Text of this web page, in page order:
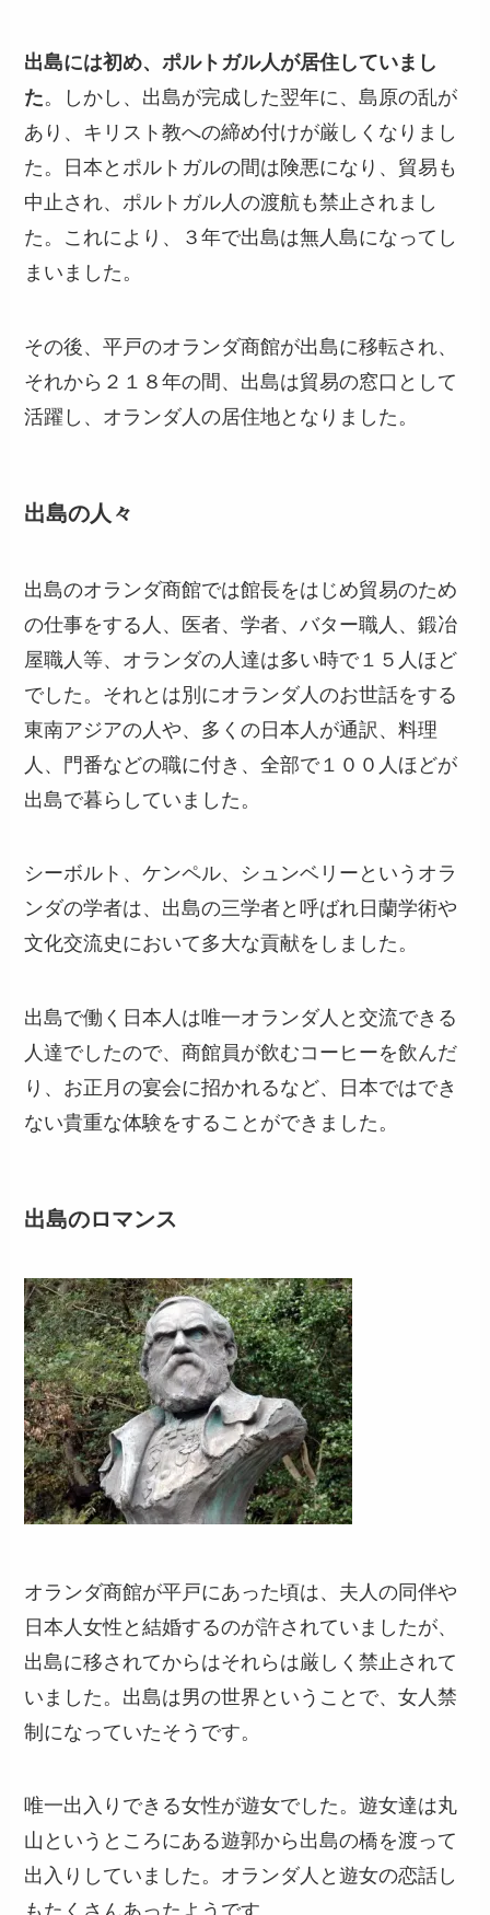
出島には初め、ポルトガル人が居住していまし
た。しかし、出島が完成した翌年に、島原の乱が
あり、キリスト教への締め付けが厳しくなりまし
た。日本とポルトガルの間は険悪になり、貿易も
中止され、ポルトガル人の渡航も禁止されまし
た。これにより、３年で出島は無人島になってし
まいました。
その後、平戸のオランダ商館が出島に移転され、
それから２１８年の間、出島は貿易の窓口として
活躍し、オランダ人の居住地となりました。
出島の人々
出島のオランダ商館では館長をはじめ貿易のため
の仕事をする人、医者、学者、バター職人、鍛冶
屋職人等、オランダの人達は多い時で１５人ほど
でした。それとは別にオランダ人のお世話をする
東南アジアの人や、多くの日本人が通訳、料理
人、門番などの職に付き、全部で１００人ほどが
出島で暮らしていました。
シーボルト、ケンペル、シュンベリーというオラ
ンダの学者は、出島の三学者と呼ばれ日蘭学術や
文化交流史において多大な貢献をしました。
出島で働く日本人は唯一オランダ人と交流できる
人達でしたので、商館員が飲むコーヒーを飲んだ
り、お正月の宴会に招かれるなど、日本ではでき
ない貴重な体験をすることができました。
出島のロマンス
オランダ商館が平戸にあった頃は、夫人の同伴や
日本人女性と結婚するのが許されていましたが、
出島に移されてからはそれらは厳しく禁止されて
いました。出島は男の世界ということで、女人禁
制になっていたそうです。
唯一出入りできる女性が遊女でした。遊女達は丸
山というところにある遊郭から出島の橋を渡って
出入りしていました。オランダ人と遊女の恋話し